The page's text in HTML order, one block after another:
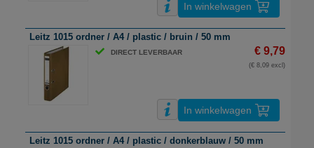
In winkelwagen
Leitz 1015 ordner / A4 / plastic / bruin / 50 mm
DIRECT LEVERBAAR € 9,79
(€ 8,09 excl)
In winkelwagen
Leitz 1015 ordner / A4 / plastic / donkerblauw / 50 mm